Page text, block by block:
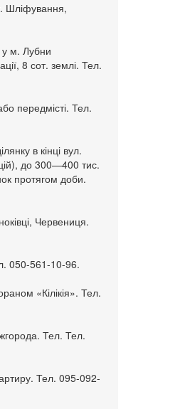
Шліфування,
м. Лубни
8 сот. землі. Тел.
передмісті. Тел.
в кінці вул.
до 300—400 тис.
протягом доби.
Червениця.
050-561-10-96.
«Кілікія». Тел.
Тел. Тел.
Тел. 095-092-